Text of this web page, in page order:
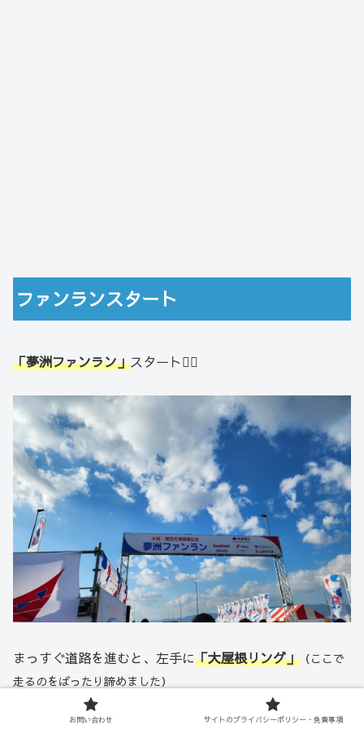
ファンランスタート
「夢洲ファンラン」スタート🏃‍♂️
まっすぐ道路を進むと、左手に「大屋根リング」 （ここで
走るのをぱったり諦めました）
お問い合わせ サイトのプライバシーポリシー・免責事項